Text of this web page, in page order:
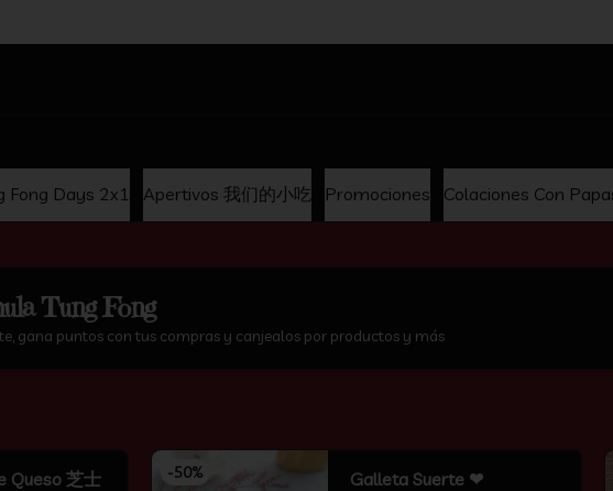
Fong Days 2x1 Apertivos 我们的小吃 Promociones Colaciones Con
Tung Fong
gana puntos con tus compras y canjealos por productos y más
Queso 芝士
-50% Galleta Suerte ❤